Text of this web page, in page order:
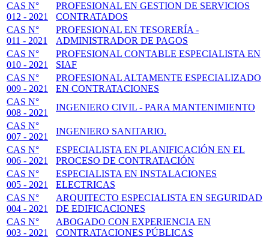
CAS N°
012 - 2021
PROFESIONAL EN GESTION DE SERVICIOS
CONTRATADOS
CAS N°
011 - 2021
PROFESIONAL EN TESORERÍA -
ADMINISTRADOR DE PAGOS
CAS N°
010 - 2021
PROFESIONAL CONTABLE ESPECIALISTA EN
SIAF
CAS N°
009 - 2021
PROFESIONAL ALTAMENTE ESPECIALIZADO
EN CONTRATACIONES
CAS N°
008 - 2021
INGENIERO CIVIL - PARA MANTENIMIENTO
CAS N°
007 - 2021
INGENIERO SANITARIO.
CAS N°
006 - 2021
ESPECIALISTA EN PLANIFICACIÓN EN EL
PROCESO DE CONTRATACIÓN
CAS N°
005 - 2021
ESPECIALISTA EN INSTALACIONES
ELECTRICAS
CAS N°
004 - 2021
ARQUITECTO ESPECIALISTA EN SEGURIDAD
DE EDIFICACIONES
CAS N°
003 - 2021
ABOGADO CON EXPERIENCIA EN
CONTRATACIONES PÚBLICAS